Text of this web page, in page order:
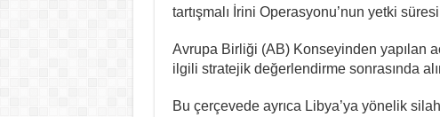
tartışmalı İrini Operasyonu’nun yetki
Avrupa Birliği (AB) Konseyinden yapılan
ilgili stratejik değerlendirme sonrasında
Bu çerçevede ayrıca Libya’ya yönelik